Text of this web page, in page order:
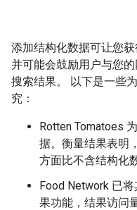
添加结构化数据可让您
并可能会鼓励用户与您
搜索结果。 以下是一些
究：
Rotten Tomatoes
据。衡量结果表明
方面比不含结构化
Food Network 已
果功能，结果访问